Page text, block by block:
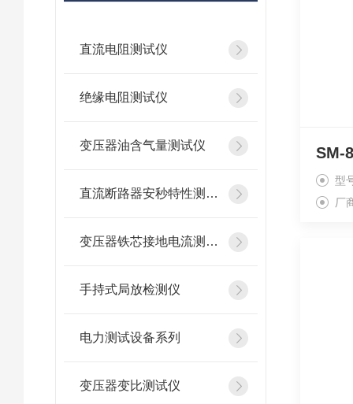
直流电阻测试仪
绝缘电阻测试仪
变压器油含气量测试仪
直流断路器安秒特性测试仪
变压器铁芯接地电流测试仪
手持式局放检测仪
电力测试设备系列
变压器变比测试仪
SM-
型
厂